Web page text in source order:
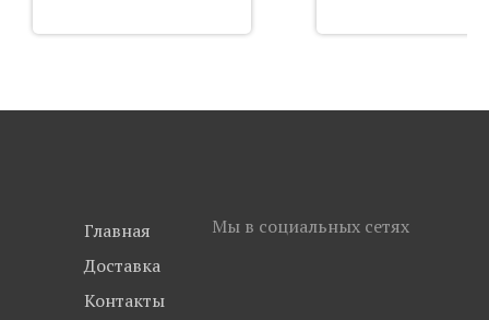
Главная
Доставка
Контакты
Мы в социальных сетях